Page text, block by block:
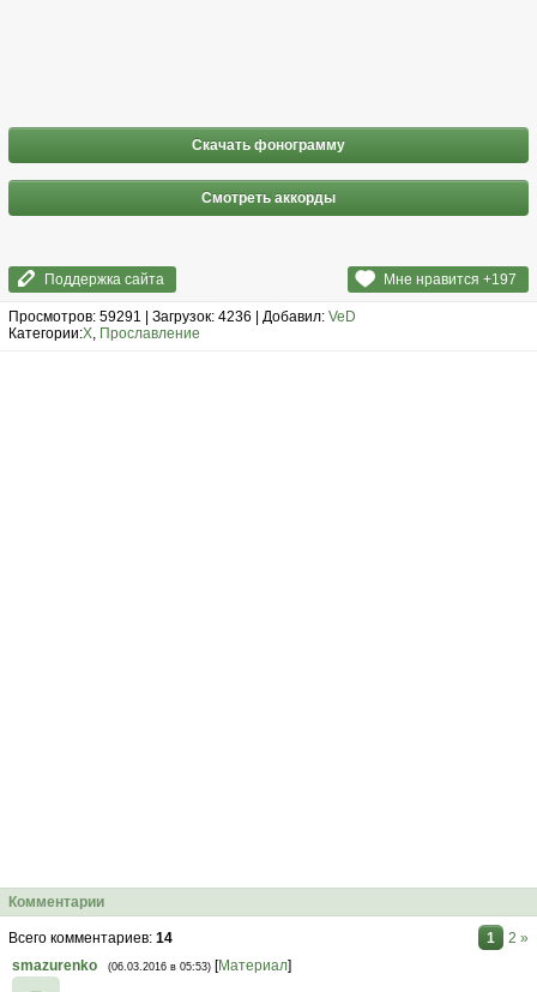
Скачать фонограмму
Смотреть аккорды
Мне нравится +197
Поддержка сайта
Просмотров: 59291 | Загрузок: 4236 | Добавил: VeD
Категории:Х, Прославление
Комментарии
Всего комментариев: 14 1 2 »
smazurenko
(06.03.2016 в 05:53) [Материал]